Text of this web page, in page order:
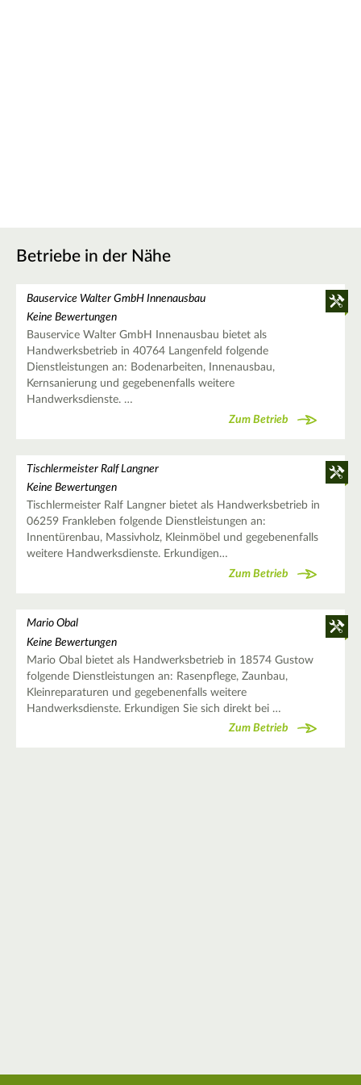
Betriebe in der Nähe
Bauservice Walter GmbH Innenausbau
Keine Bewertungen
Bauservice Walter GmbH Innenausbau bietet als
Handwerksbetrieb in 40764 Langenfeld folgende
Dienstleistungen an: Bodenarbeiten, Innenausbau,
Kernsanierung und gegebenenfalls weitere
Handwerksdienste. …
Zum Betrieb
Tischlermeister Ralf Langner
Keine Bewertungen
Tischlermeister Ralf Langner bietet als Handwerksbetrieb in
06259 Frankleben folgende Dienstleistungen an:
Innentürenbau, Massivholz, Kleinmöbel und gegebenenfalls
weitere Handwerksdienste. Erkundigen…
Zum Betrieb
Mario Obal
Keine Bewertungen
Mario Obal bietet als Handwerksbetrieb in 18574 Gustow
folgende Dienstleistungen an: Rasenpflege, Zaunbau,
Kleinreparaturen und gegebenenfalls weitere
Handwerksdienste. Erkundigen Sie sich direkt bei …
Zum Betrieb